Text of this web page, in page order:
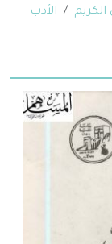
الكريم
الأدب